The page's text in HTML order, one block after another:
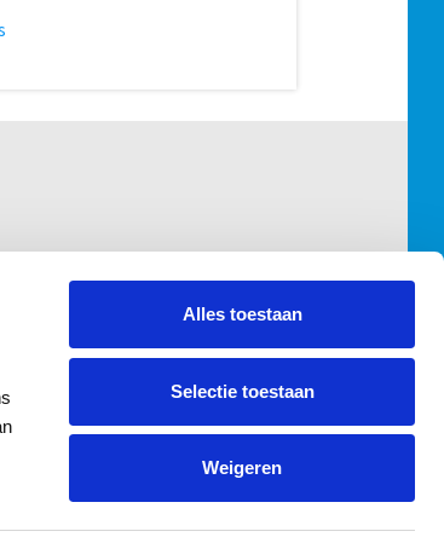
Alles toestaan
Selectie toestaan
Weigeren